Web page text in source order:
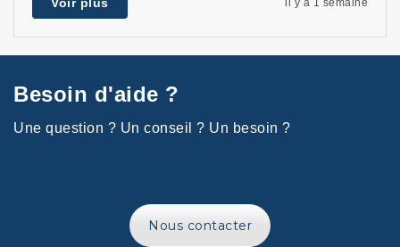
il y a 1 semaine
Besoin d'aide ?
Une question ? Un conseil ? Un besoin ?
Nous contacter